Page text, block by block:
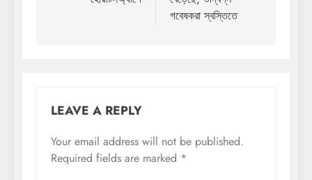
গবেষকরা স্বস্তিতে
LEAVE A REPLY
Your email address will not be published.
Required fields are marked *